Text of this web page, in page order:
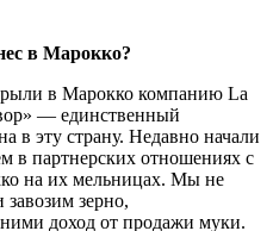
в Марокко?
в Марокко компанию La
— единственный
в эту страну. Недавно начали
в партнерских отношениях с
на их мельницах. Мы не
зерно,
доход от продажи муки.